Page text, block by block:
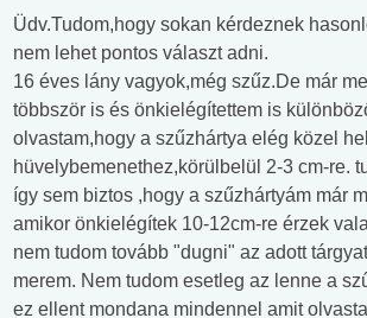
Üdv.Tudom,hogy sokan kérdeznek
nem lehet pontos választ adni.
16 éves lány vagyok,még szűz.De már
többször is és önkielégítettem is
olvastam,hogy a szűzhártya elég közel
hüvelybemenethez,körülbelül 2-3 cm-re.
így sem biztos ,hogy a szűzhártyám már
amikor önkielégítek 10-12cm-re érzek
nem tudom tovább "dugni" az adott
merem. Nem tudom esetleg az lenne a
ez ellent mondana mindennel amit